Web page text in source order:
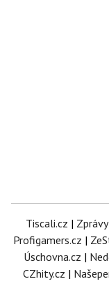
Tiscali.cz | Zprávy
Profigamers.cz |
Úschovna.cz |
CZhity.cz |